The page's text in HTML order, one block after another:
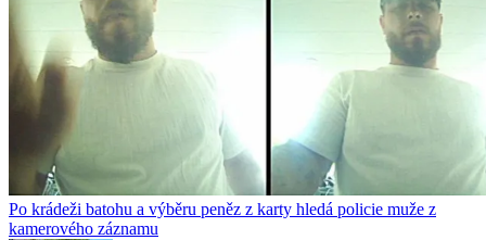
Po krádeži batohu a výběru peněz z karty hledá policie muže z
kamerového záznamu